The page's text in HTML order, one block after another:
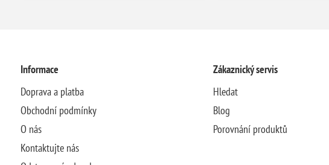
Informace
Doprava a platba
Obchodní podmínky
O nás
Kontaktujte nás
Zákaznický servis
Hledat
Blog
Porovnání produktů